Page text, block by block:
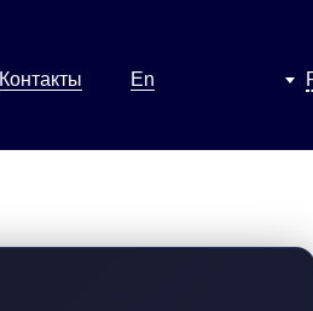
Контакты En